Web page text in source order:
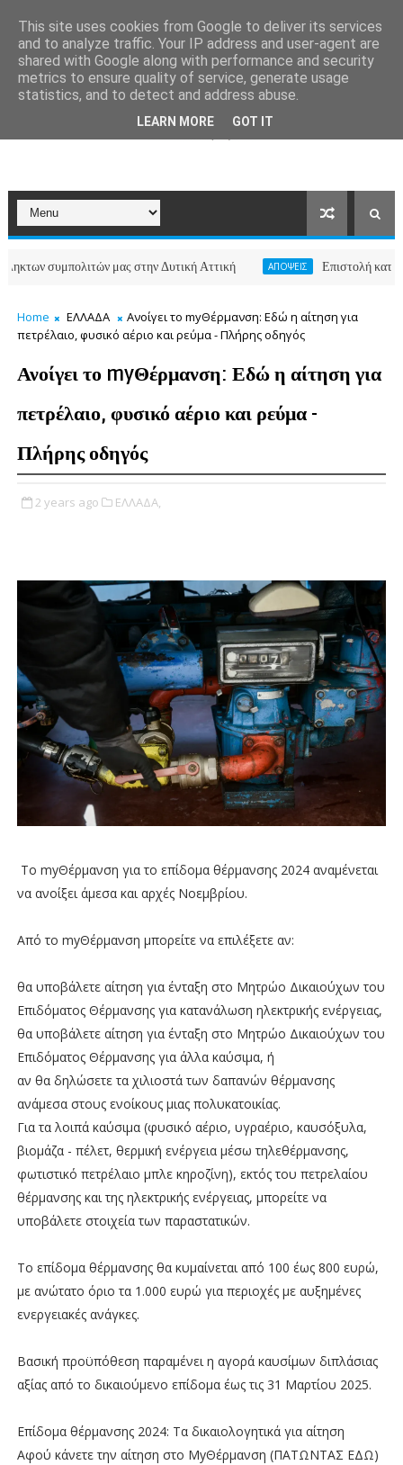
μας στην Δυτική Αττική ΑΠΟΨΕΙΣ Επιστολή κατοίκων των
Home ΕΛΛΑΔΑ
Ανοίγει το myΘέρμανση: Εδώ η αίτηση για
πετρέλαιο, φυσικό αέριο και ρεύμα - Πλήρης οδηγός
Ανοίγει το myΘέρμανση: Εδώ η αίτηση για
πετρέλαιο, φυσικό αέριο και ρεύμα -
Πλήρης οδηγός
2 years ago ΕΛΛΑΔΑ,
Το myΘέρμανση για το επίδομα θέρμανσης 2024 αναμένεται
να ανοίξει άμεσα και αρχές Νοεμβρίου.
Από το myΘέρμανση μπορείτε να επιλέξετε αν:
θα υποβάλετε αίτηση για ένταξη στο Μητρώο Δικαιούχων του
Επιδόματος Θέρμανσης για κατανάλωση ηλεκτρικής ενέργειας,
θα υποβάλετε αίτηση για ένταξη στο Μητρώο Δικαιούχων του
Επιδόματος Θέρμανσης για άλλα καύσιμα, ή
αν θα δηλώσετε τα χιλιοστά των δαπανών θέρμανσης
ανάμεσα στους ενοίκους μιας πολυκατοικίας.
Για τα λοιπά καύσιμα (φυσικό αέριο, υγραέριο, καυσόξυλα,
βιομάζα - πέλετ, θερμική ενέργεια μέσω τηλεθέρμανσης,
φωτιστικό πετρέλαιο μπλε κηροζίνη), εκτός του πετρελαίου
θέρμανσης και της ηλεκτρικής ενέργειας, μπορείτε να
υποβάλετε στοιχεία των παραστατικών.
Το επίδομα θέρμανσης θα κυμαίνεται από 100 έως 800 ευρώ,
με ανώτατο όριο τα 1.000 ευρώ για περιοχές με αυξημένες
ενεργειακές ανάγκες.
Βασική προϋπόθεση παραμένει η αγορά καυσίμων διπλάσιας
αξίας από το δικαιούμενο επίδομα έως τις 31 Μαρτίου 2025.
Επίδομα θέρμανσης 2024: Τα δικαιολογητικά για αίτηση
Αφού κάνετε την αίτηση στο MyΘέρμανση (ΠΑΤΩΝΤΑΣ ΕΔΩ)
This site uses cookies from Google to deliver its services
and to analyze traffic. Your IP address and user-agent are
shared with Google along with performance and security
metrics to ensure quality of service, generate usage
statistics, and to detect and address abuse.
LEARN MORE GOT IT